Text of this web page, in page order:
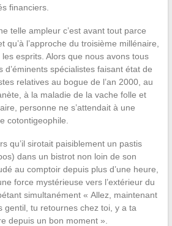
financiers.
telle ampleur c’est avant tout parce
qu’à l’approche du troisième millénaire,
esprits. Alors que nous avons tous
d’éminents spécialistes faisant état de
relatives au bogue de l’an 2000, au
à la maladie de la vache folle et
personne ne s’attendait à une
cotontigeophile.
qu’il sirotait paisiblement un pastis
dans un bistrot non loin de son
au comptoir depuis plus d’une heure,
force mystérieuse vers l’extérieur du
simultanément « Allez, maintenant
gentil, tu retournes chez toi, y a ta
depuis un bon moment ».